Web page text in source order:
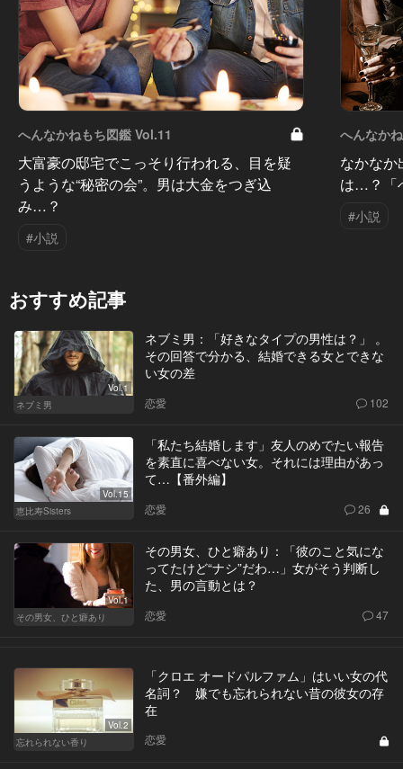
へんなかねもち図鑑 Vol.11
大富豪の邸宅でこっそり行われる、目を疑
うような“秘密の会”。男は大金をつぎ込
み…？
#小説
へんなか
なかなか
は…？「
#小説
おすすめ記事
Vol.1
ネブミ男
ネブミ男：「好きなタイプの男性は？」 。
その回答で分かる、結婚できる女とできな
い女の差
恋愛 102
Vol.15
恵比寿Sisters
「私たち結婚します」友人のめでたい報告
を素直に喜べない女。それには理由があっ
て…【番外編】
恋愛 26
Vol.1
その男女、ひと癖あり
その男女、ひと癖あり：「彼のこと気にな
ってたけど“ナシ”だわ…」女がそう判断し
た、男の言動とは？
恋愛 47
Vol.2
忘れられない香り
「クロエ オードパルファム」はいい女の代
名詞？ 嫌でも忘れられない昔の彼女の存
在
恋愛